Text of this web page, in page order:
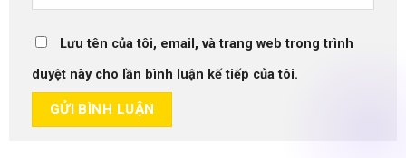
Lưu tên của tôi, email, và trang web trong trình
duyệt này cho lần bình luận kế tiếp của tôi.